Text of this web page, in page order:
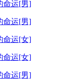
命运[男]
命运[男]
命运[女]
命运[女]
命运[男]